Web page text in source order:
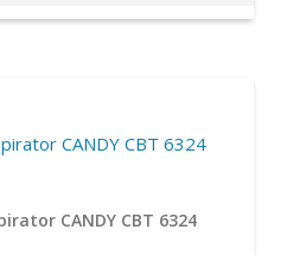
CANDY CBT 6324